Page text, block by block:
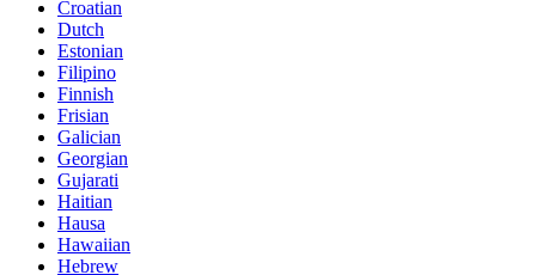
Croatian
Dutch
Estonian
Filipino
Finnish
Frisian
Galician
Georgian
Gujarati
Haitian
Hausa
Hawaiian
Hebrew